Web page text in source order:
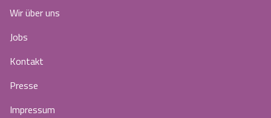
Wir über uns
Jobs
Kontakt
Presse
Impressum